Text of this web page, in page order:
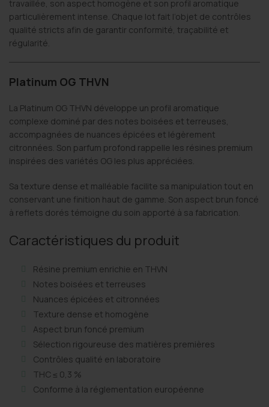
travaillée, son aspect homogène et son profil aromatique
particulièrement intense. Chaque lot fait l’objet de contrôles
qualité stricts afin de garantir conformité, traçabilité et
régularité.
Platinum OG THVN
La Platinum OG THVN développe un profil aromatique
complexe dominé par des notes boisées et terreuses,
accompagnées de nuances épicées et légèrement
citronnées. Son parfum profond rappelle les résines premium
inspirées des variétés OG les plus appréciées.
Sa texture dense et malléable facilite sa manipulation tout en
conservant une finition haut de gamme. Son aspect brun foncé
à reflets dorés témoigne du soin apporté à sa fabrication.
Caractéristiques du produit
Résine premium enrichie en THVN
Notes boisées et terreuses
Nuances épicées et citronnées
Texture dense et homogène
Aspect brun foncé premium
Sélection rigoureuse des matières premières
Contrôles qualité en laboratoire
THC ≤ 0,3 %
Conforme à la réglementation européenne